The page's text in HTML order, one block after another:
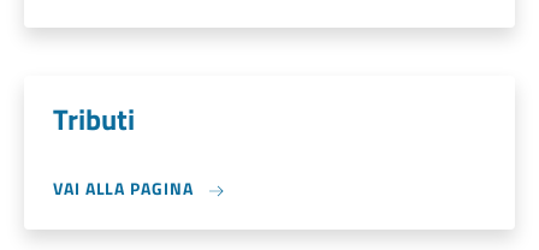
Tributi
VAI ALLA PAGINA